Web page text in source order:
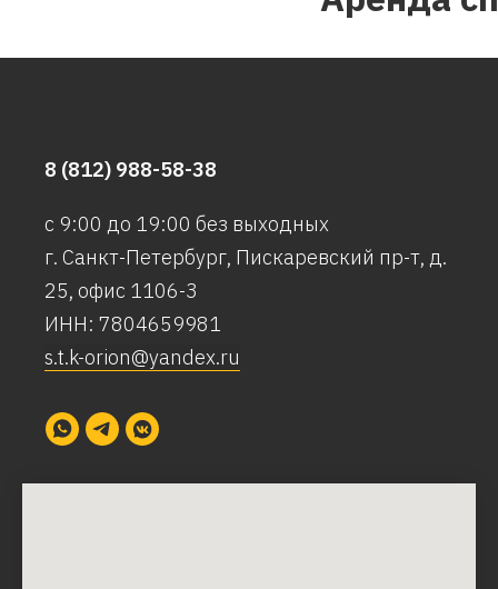
8 (812) 988-58-38
с 9:00 до 19:00 без выходных
г. Санкт-Петербург, Пискаревский пр-т, д.
25, офис 1106-3
ИНН: 7804659981
s.t.k-orion@yandex.ru